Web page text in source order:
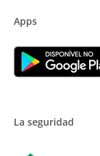
Apps
La seguridad